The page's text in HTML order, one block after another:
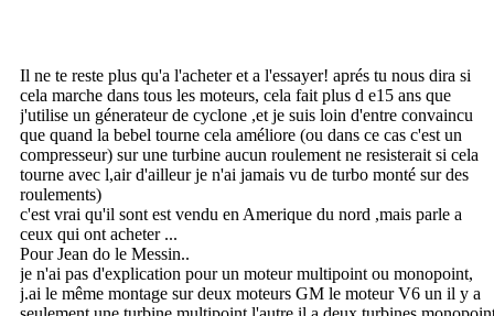
Il ne te reste plus qu'a l'acheter et a l'essayer! aprés tu nous dira si
cela marche dans tous les moteurs, cela fait plus d e15 ans que
j'utilise un génerateur de cyclone ,et je suis loin d'entre convaincu
que quand la bebel tourne cela améliore (ou dans ce cas c'est un
compresseur) sur une turbine aucun roulement ne resisterait si cela
tourne avec l,air d'ailleur je n'ai jamais vu de turbo monté sur des
roulements)
c'est vrai qu'il sont est vendu en Amerique du nord ,mais parle a
ceux qui ont acheter ...
Pour Jean do le Messin..
je n'ai pas d'explication pour un moteur multipoint ou monopoint,
j.ai le même montage sur deux moteurs GM le moteur V6 un il y a